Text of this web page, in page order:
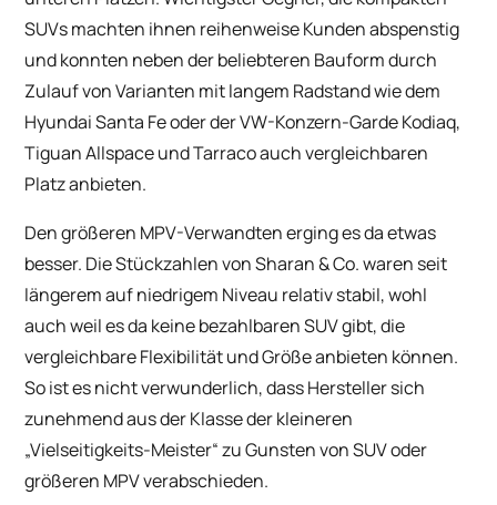
SUVs machten ihnen reihenweise Kunden abspenstig
und konnten neben der beliebteren Bauform durch
Zulauf von Varianten mit langem Radstand wie dem
Hyundai Santa Fe oder der VW-Konzern-Garde Kodiaq,
Tiguan Allspace und Tarraco auch vergleichbaren
Platz anbieten.
Den größeren MPV-Verwandten erging es da etwas
besser. Die Stückzahlen von Sharan & Co. waren seit
längerem auf niedrigem Niveau relativ stabil, wohl
auch weil es da keine bezahlbaren SUV gibt, die
vergleichbare Flexibilität und Größe anbieten können.
So ist es nicht verwunderlich, dass Hersteller sich
zunehmend aus der Klasse der kleineren
„Vielseitigkeits-Meister“ zu Gunsten von SUV oder
größeren MPV verabschieden.